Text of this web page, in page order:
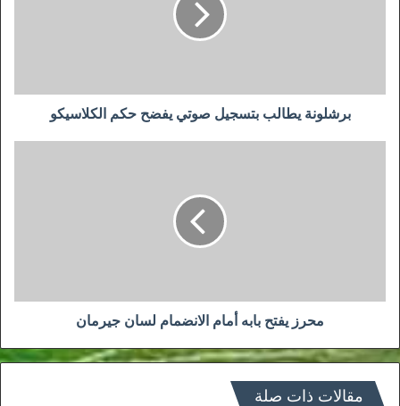
برشلونة يطالب بتسجيل صوتي يفضح حكم الكلاسيكو
محرز يفتح بابه أمام الانضمام لسان جيرمان
مقالات ذات صلة